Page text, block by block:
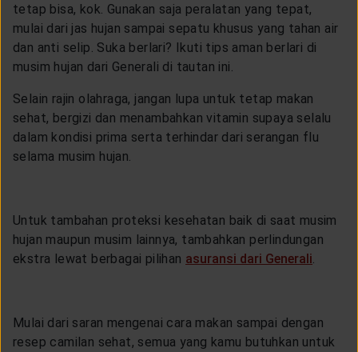
tetap bisa, kok. Gunakan saja peralatan yang tepat,
mulai dari jas hujan sampai sepatu khusus yang tahan air
dan anti selip. Suka berlari? Ikuti tips aman berlari di
musim hujan dari Generali di tautan ini.
Selain rajin olahraga, jangan lupa untuk tetap makan
sehat, bergizi dan menambahkan vitamin supaya selalu
dalam kondisi prima serta terhindar dari serangan flu
selama musim hujan.
Untuk tambahan proteksi kesehatan baik di saat musim
hujan maupun musim lainnya, tambahkan perlindungan
ekstra lewat berbagai pilihan asuransi dari Generali
Mulai dari saran mengenai cara makan sampai dengan
resep camilan sehat, semua yang kamu butuhkan untuk